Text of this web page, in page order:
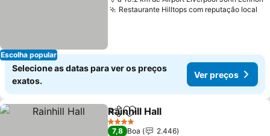
Escolha popular
Restaurante Hilltops com reputação local
Selecione as datas para ver os preços
exatos.
Ver preços
PartilharAdicionar aos favoritos
Rainhill Hall
4 Estrelas
7,8 Boa
2.446